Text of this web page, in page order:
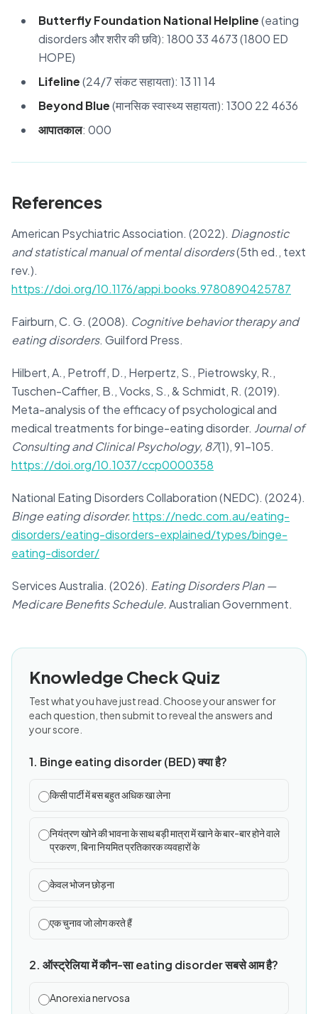
Butterfly Foundation National Helpline(eating
disorders और शरीर की छवि): 1800 33 4673 (1800 ED
HOPE)
Lifeline(24/7 संकट सहायता): 13 11 14
Beyond Blue(मानसिक स्वास्थ्य सहायता): 1300 22 4636
आपातकाल: 000
References
American Psychiatric Association. (2022). Diagnostic
and statistical manual of mental disorders(5th ed., text
rev.).
https://doi.org/10.1176/appi.books.9780890425787
Fairburn, C. G. (2008). Cognitive behavior therapy and
eating disorders. Guilford Press.
Hilbert, A., Petroff, D., Herpertz, S., Pietrowsky, R.,
Tuschen-Caffier, B., Vocks, S., & Schmidt, R. (2019).
Meta-analysis of the efficacy of psychological and
medical treatments for binge-eating disorder. Journal of
Consulting and Clinical Psychology, 87(1), 91–105.
https://doi.org/10.1037/ccp0000358
National Eating Disorders Collaboration (NEDC). (2024).
Binge eating disorder.https://nedc.com.au/eating-
disorders/eating-disorders-explained/types/binge-
eating-disorder/
Services Australia. (2026). Eating Disorders Plan —
Medicare Benefits Schedule.Australian Government.
Knowledge Check Quiz
Test what you have just read. Choose your answer for
each question, then submit to reveal the answers and
your score.
1. Binge eating disorder (BED) क्या है?
किसी पार्टी में बस बहुत अधिक खा लेना
नियंत्रण खोने की भावना के साथ बड़ी मात्रा में खाने के बार-बार होने वाले
प्रकरण, बिना नियमित प्रतिकारक व्यवहारों के
केवल भोजन छोड़ना
एक चुनाव जो लोग करते हैं
2. ऑस्ट्रेलिया में कौन-सा eating disorder सबसे आम है?
Anorexia nervosa